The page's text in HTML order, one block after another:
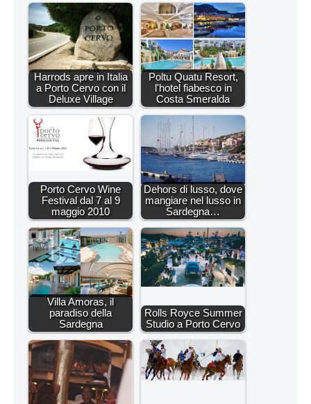
Harrods apre in Italia
a Porto Cervo con il
Deluxe Village
Poltu Quatu Resort,
l'hotel fiabesco in
Costa Smeralda
Porto Cervo Wine
Festival dal 7 al 9
maggio 2010
Dehors di lusso, dove
mangiare nel lusso in
Sardegna…
Villa Amoras, il
paradiso della
Sardegna
Rolls Royce Summer
Studio a Porto Cervo